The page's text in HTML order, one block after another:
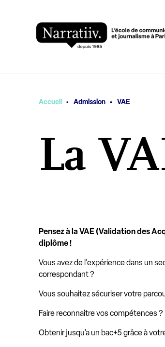
Vous êtes ici
Accueil · Admission · VAE
La
Pensez à la VAE (Validation des
diplôme !
Vous avez de l'expérience dans un
correspondant ?
Vous souhaitez sécuriser votre
Faire reconnaitre vos compétences ?
Obtenir jusqu'a un bac+5 grâce à